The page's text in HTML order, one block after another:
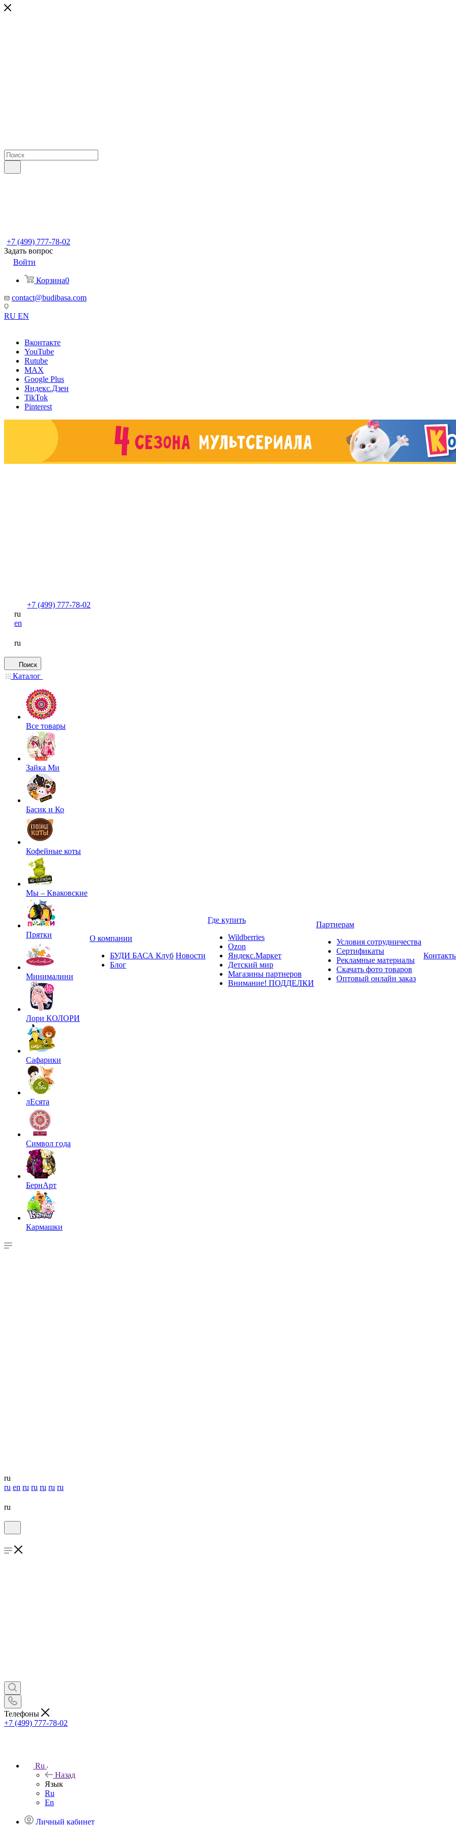
+7 (499) 777-78-02
Задать вопрос
Войти
Корзина0
contact@budibasa.com
RU EN
Вконтакте
YouTube
Rutube
MAX
Google Plus
Яндекс.Дзен
TikTok
Pinterest
+7 (499) 777-78-02
ru
en
ru
Поиск
Каталог
Все товары
Зайка Ми
Басик и Ко
Кофейные коты
Мы – Кваковские
Прятки
Минималини
Лори КОЛОРИ
Сафарики
лЕсята
Символ года
БернАрт
Кармашки
О компании
БУДИ БАСА Клуб
Блог
Новости
Где купить
Wildberries
Ozon
Яндекс.Маркет
Детский мир
Магазины партнеров
Внимание! ПОДДЕЛКИ
Партнерам
Условия сотрудничества
Сертификаты
Рекламные материалы
Скачать фото товаров
Оптовый онлайн заказ
ru
ru en ru ru ru ru ru
ru
Телефоны
+7 (499) 777-78-02
Ru
Назад
Язык
Ru
En
Личный кабинет